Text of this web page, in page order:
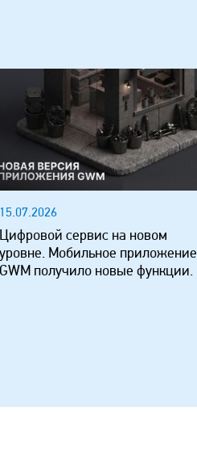
15.07.2026
Цифровой сервис на новом
уровне. Мобильное приложение
GWM получило новые функции.